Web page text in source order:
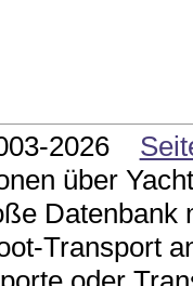
2026
über
Transport